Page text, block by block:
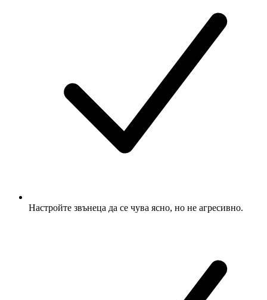
Настройте звънеца да се чува ясно, но не агресивно.